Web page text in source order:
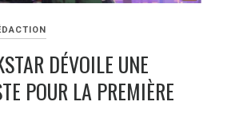
DÉVOILE UNE
POUR LA PREMIÈRE